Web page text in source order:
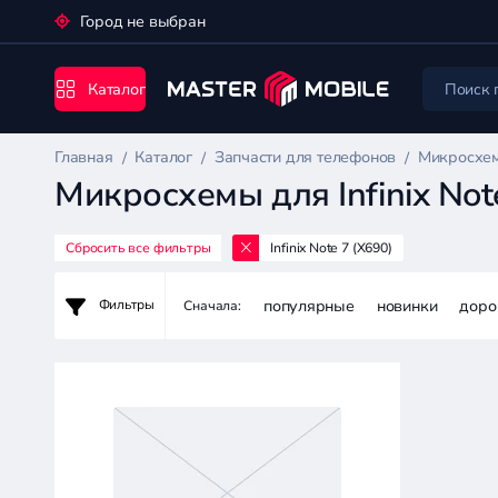
Город не выбран
Каталог
Главная Каталог Запчасти для телефонов
Микросхемы для Infinix
для
телефонов
Сбросить все фильтры Infinix Note 7 (X690)
Фильтры Сначала: популярные новинки